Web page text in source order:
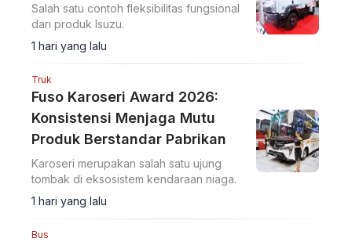
Salah satu contoh fleksibilitas fungsional
dari produk Isuzu.
1 hari yang lalu
Truk
Fuso Karoseri Award 2026:
Konsistensi Menjaga Mutu
Produk Berstandar Pabrikan
Karoseri merupakan salah satu ujung
tombak di eksosistem kendaraan niaga.
1 hari yang lalu
Bus